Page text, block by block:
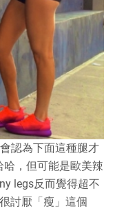
認為下面這種腿才
，但可能是歐美辣
legs反而覺得超不
討厭「瘦」這個